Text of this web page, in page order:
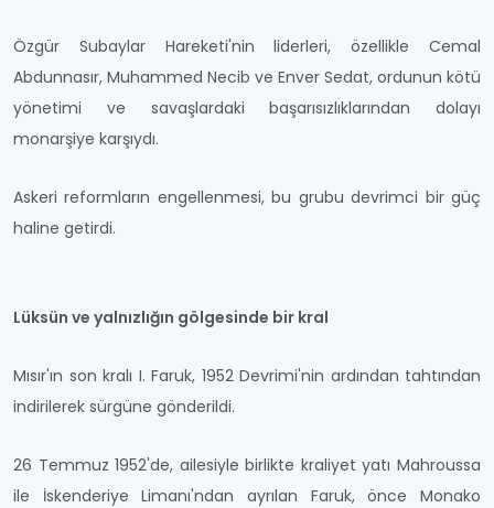
Özgür Subaylar Hareketi'nin liderleri, özellikle Cemal
Abdunnasır, Muhammed Necib ve Enver Sedat, ordunun kötü
yönetimi ve savaşlardaki başarısızlıklarından dolayı
monarşiye karşıydı.
Askeri reformların engellenmesi, bu grubu devrimci bir güç
haline getirdi.
Lüksün ve yalnızlığın gölgesinde bir kral
Mısır'ın son kralı I. Faruk, 1952 Devrimi'nin ardından tahtından
indirilerek sürgüne gönderildi.
26 Temmuz 1952'de, ailesiyle birlikte kraliyet yatı Mahroussa
ile İskenderiye Limanı'ndan ayrılan Faruk, önce Monako